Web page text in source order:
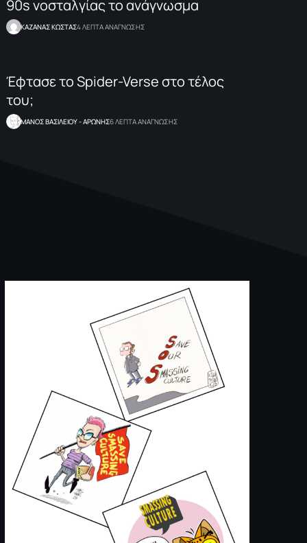
90s νοσταλγίας το ανάγνωσμα
ΚΑΖΑΝΑΣ KΩΣΤΑΣ4 ΛΕΠΤΑ ΑΝΑΓΝΩΣΗΣ
Έφτασε το Spider-Verse στο τέλος
του;
ΜΑΝΟΣ ΒΑΣΙΛΕΙΟΥ - ΑΡΩΝΗΣ6 ΛΕΠΤΑ ΑΝΑΓΝΩΣΗΣ